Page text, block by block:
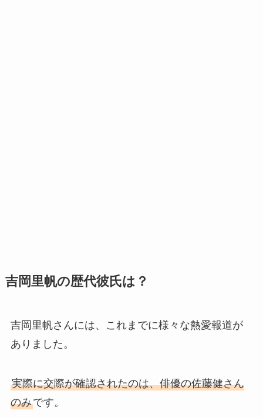
吉岡里帆の歴代彼氏は？
吉岡里帆さんには、これまでに様々な熱愛報道が
ありました。
実際に交際が確認されたのは、俳優の佐藤健さん
のみです。